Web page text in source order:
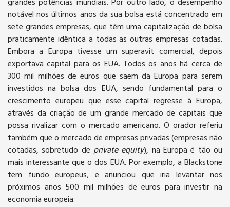
notável nos últimos anos da sua bolsa está concentrado em
sete grandes empresas, que têm uma capitalização de bolsa
praticamente idêntica a todas as outras empresas cotadas.
Embora a Europa tivesse um superavit comercial, depois
exportava capital para os EUA. Todos os anos há cerca de
300 mil milhões de euros que saem da Europa para serem
investidos na bolsa dos EUA, sendo fundamental para o
crescimento europeu que esse capital regresse à Europa,
através da criação de um grande mercado de capitais que
possa rivalizar com o mercado americano. O orador referiu
também que o mercado de empresas privadas (empresas não
cotadas, sobretudo de private equity), na Europa é tão ou
mais interessante que o dos EUA. Por exemplo, a Blackstone
tem fundo europeus, e anunciou que iria levantar nos
próximos anos 500 mil milhões de euros para investir na
economia europeia.